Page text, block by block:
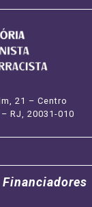
21 – Centro
RJ, 20031-010